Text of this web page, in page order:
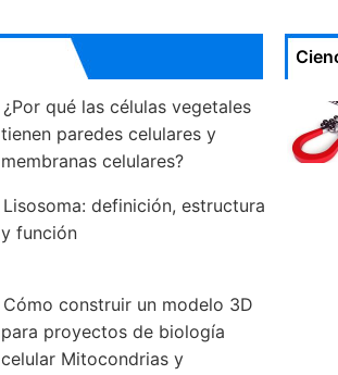
¿Por qué las células vegetales
tienen paredes celulares y
membranas celulares?
Lisosoma: definición, estructura
y función
Cómo construir un modelo 3D
para proyectos de biología
celular Mitocondrias y